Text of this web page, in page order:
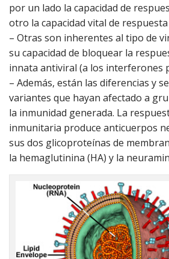
por un lado la capacidad de
otro la capacidad vital de
– Otras son inherentes al tipo de
su capacidad de bloquear la
innata antiviral (a los interferones
– Además, están las diferencias y
variantes que hayan afectado a
la inmunidad generada. La
inmunitaria produce anticuerpos
sus dos glicoproteínas de
la hemaglutinina (HA) y la